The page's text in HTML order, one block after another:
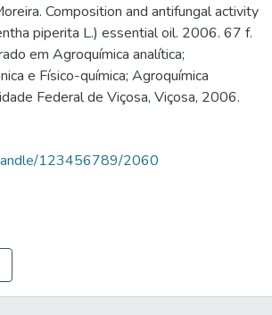
Composition and antifungal activity
piperita L.) essential oil. 2006. 67 f.
em Agroquímica analítica;
e Físico-química; Agroquímica
Federal de Viçosa, Viçosa, 2006.
123456789/2060